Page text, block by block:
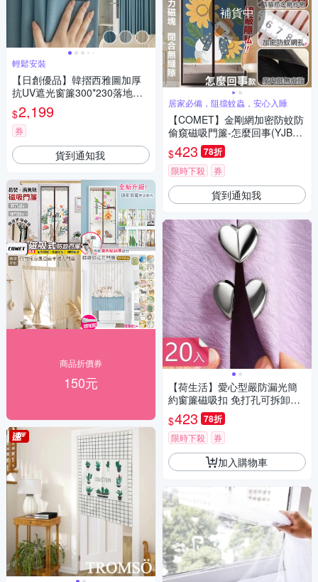
輕鬆安裝
【日創優品】韓摺西雅圖加厚
抗UV遮光窗簾300*230落地窗
簾 雙開 一窗(防曬降溫/遮光門
簾/窗簾/拉簾/客廳隔簾)
$2,199
券
貨到通知我
商品折價券
150元
補貨中
居家必備，阻擋蚊蟲，安心入睡
【COMET】金剛網加密防蚊防
偷窺磁吸門簾-怎麼回事(YJB01
$423 78折
限時下殺 券
貨到通知我
【荷生活】愛心型嚴防漏光簡
約窗簾磁吸扣 免打孔可拆卸式
小巧磁吸固定器-20入組
$423 78折
限時下殺 券
加入購物車